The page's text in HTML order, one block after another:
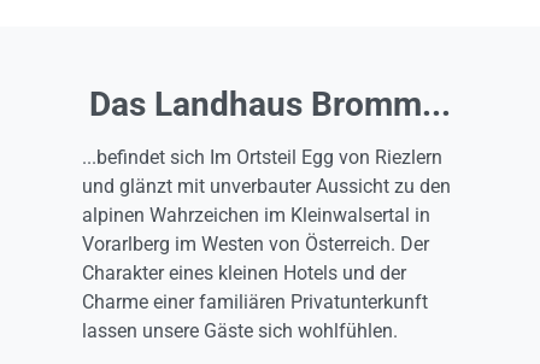
Das Landhaus Bromm...
...befindet sich Im Ortsteil Egg von Riezlern
und glänzt mit unverbauter Aussicht zu den
alpinen Wahrzeichen im Kleinwalsertal in
Vorarlberg im Westen von Österreich. Der
Charakter eines kleinen Hotels und der
Charme einer familiären Privatunterkunft
lassen unsere Gäste sich wohlfühlen.